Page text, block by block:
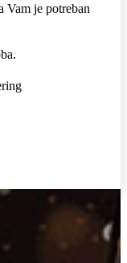
Vam je potreban